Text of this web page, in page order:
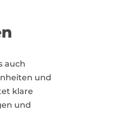
auch
und
klare
und